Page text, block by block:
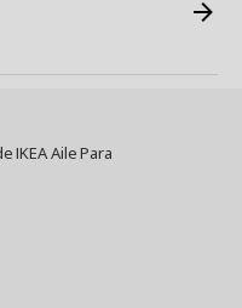
IKEA Aile Para